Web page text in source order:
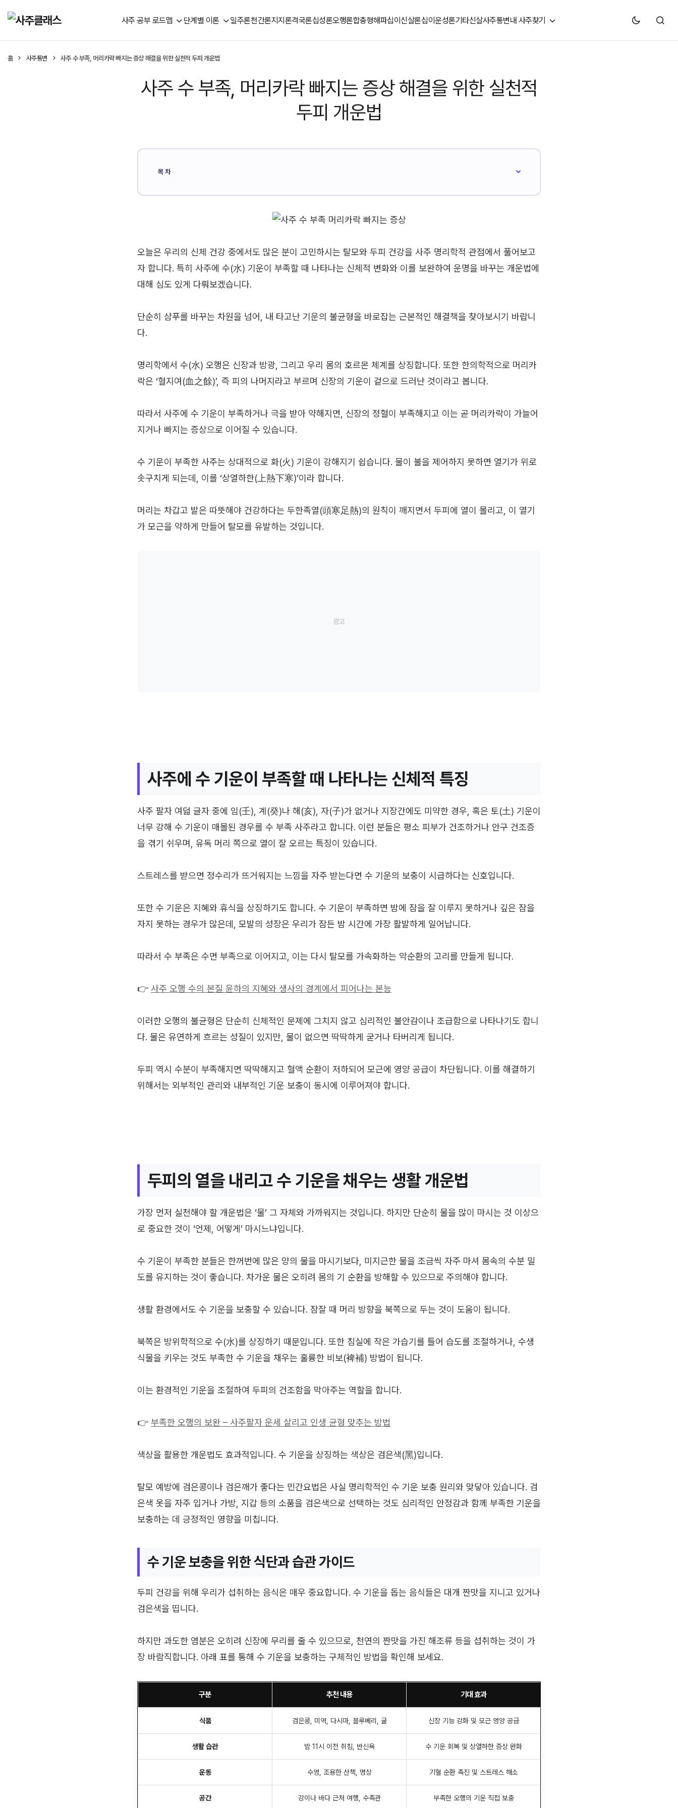
사주 공부 로드맵 단계별 이론 일주론천간론지지론격국론십성론오행론합충형해파십이신살론십이운성론기타신살사주통변내 사주찾기
홈 사주통변 사주 수 부족, 머리카락 빠지는 증상 해결을 위한 실천적 두피 개운법
사주 수 부족, 머리카락 빠지는 증상 해결을 위한 실천적
두피 개운법
목차
오늘은 우리의 신체 건강 중에서도 많은 분이 고민하시는 탈모와 두피 건강을 사주 명리학적 관점에서 풀어보고
자 합니다. 특히 사주에 수(水) 기운이 부족할 때 나타나는 신체적 변화와 이를 보완하여 운명을 바꾸는 개운법에
대해 심도 있게 다뤄보겠습니다.
단순히 샴푸를 바꾸는 차원을 넘어, 내 타고난 기운의 불균형을 바로잡는 근본적인 해결책을 찾아보시기 바랍니
다.
명리학에서 수(水) 오행은 신장과 방광, 그리고 우리 몸의 호르몬 체계를 상징합니다. 또한 한의학적으로 머리카
락은 ‘혈지여(血之餘)’, 즉 피의 나머지라고 부르며 신장의 기운이 겉으로 드러난 것이라고 봅니다.
따라서 사주에 수 기운이 부족하거나 극을 받아 약해지면, 신장의 정혈이 부족해지고 이는 곧 머리카락이 가늘어
지거나 빠지는 증상으로 이어질 수 있습니다.
수 기운이 부족한 사주는 상대적으로 화(火) 기운이 강해지기 쉽습니다. 물이 불을 제어하지 못하면 열기가 위로
솟구치게 되는데, 이를 ‘상열하한(上熱下寒)’이라 합니다.
머리는 차갑고 발은 따뜻해야 건강하다는 두한족열(頭寒足熱)의 원칙이 깨지면서 두피에 열이 몰리고, 이 열기
가 모근을 약하게 만들어 탈모를 유발하는 것입니다.
사주에 수 기운이 부족할 때 나타나는 신체적 특징
사주 팔자 여덟 글자 중에 임(壬), 계(癸)나 해(亥), 자(子)가 없거나 지장간에도 미약한 경우, 혹은 토(土) 기운이
너무 강해 수 기운이 매몰된 경우를 수 부족 사주라고 합니다. 이런 분들은 평소 피부가 건조하거나 안구 건조증
을 겪기 쉬우며, 유독 머리 쪽으로 열이 잘 오르는 특징이 있습니다.
스트레스를 받으면 정수리가 뜨거워지는 느낌을 자주 받는다면 수 기운의 보충이 시급하다는 신호입니다.
또한 수 기운은 지혜와 휴식을 상징하기도 합니다. 수 기운이 부족하면 밤에 잠을 잘 이루지 못하거나 깊은 잠을
자지 못하는 경우가 많은데, 모발의 성장은 우리가 잠든 밤 시간에 가장 활발하게 일어납니다.
따라서 수 부족은 수면 부족으로 이어지고, 이는 다시 탈모를 가속화하는 악순환의 고리를 만들게 됩니다.
👉 사주 오행 수의 본질 윤하의 지혜와 생사의 경계에서 피어나는 본능
이러한 오행의 불균형은 단순히 신체적인 문제에 그치지 않고 심리적인 불안감이나 조급함으로 나타나기도 합니
다. 물은 유연하게 흐르는 성질이 있지만, 물이 없으면 딱딱하게 굳거나 타버리게 됩니다.
두피 역시 수분이 부족해지면 딱딱해지고 혈액 순환이 저하되어 모근에 영양 공급이 차단됩니다. 이를 해결하기
위해서는 외부적인 관리와 내부적인 기운 보충이 동시에 이루어져야 합니다.
두피의 열을 내리고 수 기운을 채우는 생활 개운법
가장 먼저 실천해야 할 개운법은 ‘물’ 그 자체와 가까워지는 것입니다. 하지만 단순히 물을 많이 마시는 것 이상으
로 중요한 것이 ‘언제, 어떻게’ 마시느냐입니다.
수 기운이 부족한 분들은 한꺼번에 많은 양의 물을 마시기보다, 미지근한 물을 조금씩 자주 마셔 몸속의 수분 밀
도를 유지하는 것이 좋습니다. 차가운 물은 오히려 몸의 기 순환을 방해할 수 있으므로 주의해야 합니다.
생활 환경에서도 수 기운을 보충할 수 있습니다. 잠잘 때 머리 방향을 북쪽으로 두는 것이 도움이 됩니다.
북쪽은 방위학적으로 수(水)를 상징하기 때문입니다. 또한 침실에 작은 가습기를 틀어 습도를 조절하거나, 수생
식물을 키우는 것도 부족한 수 기운을 채우는 훌륭한 비보(裨補) 방법이 됩니다.
이는 환경적인 기운을 조절하여 두피의 건조함을 막아주는 역할을 합니다.
👉 부족한 오행의 보완 – 사주팔자 운세 살리고 인생 균형 맞추는 방법
색상을 활용한 개운법도 효과적입니다. 수 기운을 상징하는 색상은 검은색(黑)입니다.
탈모 예방에 검은콩이나 검은깨가 좋다는 민간요법은 사실 명리학적인 수 기운 보충 원리와 맞닿아 있습니다. 검
은색 옷을 자주 입거나 가방, 지갑 등의 소품을 검은색으로 선택하는 것도 심리적인 안정감과 함께 부족한 기운을
보충하는 데 긍정적인 영향을 미칩니다.
수 기운 보충을 위한 식단과 습관 가이드
두피 건강을 위해 우리가 섭취하는 음식은 매우 중요합니다. 수 기운을 돕는 음식들은 대개 짠맛을 지니고 있거나
검은색을 띱니다.
하지만 과도한 염분은 오히려 신장에 무리를 줄 수 있으므로, 천연의 짠맛을 가진 해조류 등을 섭취하는 것이 가
장 바람직합니다. 아래 표를 통해 수 기운을 보충하는 구체적인 방법을 확인해 보세요.
구분 추천 내용 기대 효과
식품 검은콩, 미역, 다시마, 블루베리, 굴 신장 기능 강화 및 모근 영양 공급
생활 습관 밤 11시 이전 취침, 반신욕 수 기운 회복 및 상열하한 증상 완화
운동 수영, 조용한 산책, 명상 기혈 순환 촉진 및 스트레스 해소
공간 강이나 바다 근처 여행, 수족관 부족한 오행의 기운 직접 보충